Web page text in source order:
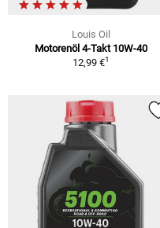
Louis Oil
Motorenöl 4-Takt 10W-40
12,99 €1